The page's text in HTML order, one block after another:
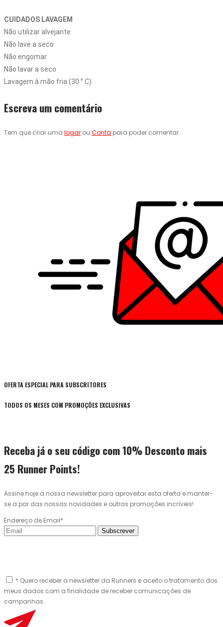
CUIDADOS LAVAGEM
Não utilizar alvejante
Não lave a seco
Não engomar
Não lavar a seco
Lavagem à mão fria (30 ° C)
Escreva um comentário
Tem que criar uma logar ou Conta para poder comentar.
OFERTA ESPECIAL PARA SUBSCRITORES
TODOS OS MESES COM PROMOÇÕES EXCLUSIVAS
Receba já o seu código com 10% Desconto mais
25 Runner Points!
Assine hoje a nossa newsletter para aproveitar esta oferta e manter-
se a par das nossas novidades e outras promoções incríveis!
Endereço de Email*:
Subscrever
* Quero receber a newsletter da Runners e aceito o tratamento dos
meus dados com a finalidade de receber comunicações de
campanhas.